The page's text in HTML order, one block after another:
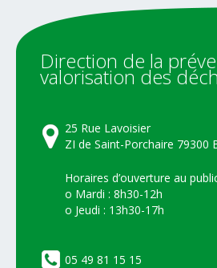
Direction de la
valorisation des
25 Rue Lavoisier
ZI de Saint-Porchaire 79300
Horaires d’ouverture au
o Mardi : 8h30-12h
o Jeudi : 13h30-17h
05 49 81 15 15